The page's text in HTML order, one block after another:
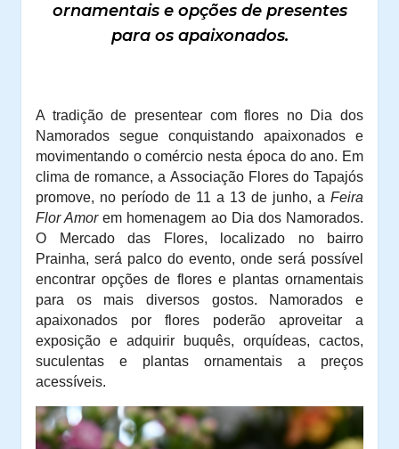
ornamentais e opções de presentes
para os apaixonados.
A tradição de presentear com flores no Dia dos
Namorados segue conquistando apaixonados e
movimentando o comércio nesta época do ano. Em
clima de romance, a Associação Flores do Tapajós
promove, no período de 11 a 13 de junho, a Feira
Flor Amorem homenagem ao Dia dos Namorados.
O Mercado das Flores, localizado no bairro
Prainha, será palco do evento, onde será possível
encontrar opções de flores e plantas ornamentais
para os mais diversos gostos. Namorados e
apaixonados por flores poderão aproveitar a
exposição e adquirir buquês, orquídeas, cactos,
suculentas e plantas ornamentais a preços
acessíveis.